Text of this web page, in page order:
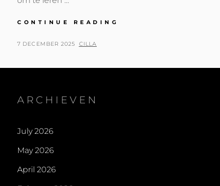
CONTINUE READING
POSTED
7 DECEMBER 2025 BY
CILLA
ARCHIEVEN
July 2026
May 2026
April 2026